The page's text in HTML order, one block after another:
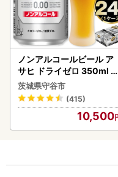
ノンアルコールビール ア
サヒ ドライゼロ 350ml 24
本 ノンアル ビール asashi
守谷市
茨城県守谷市
(415)
10,500